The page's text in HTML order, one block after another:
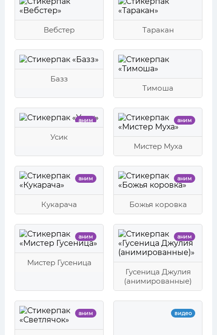
Вебстер Таракан
Базз
Тимоша
аним
Усик
аним
Мистер Муха
аним
Кукарача
аним
Божья коровка
аним
Мистер Гусеница
аним
Гусеница Джулия
(анимированные)
аним видео